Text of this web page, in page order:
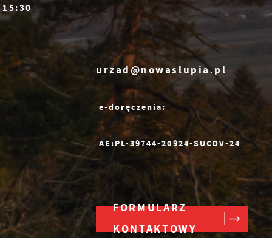
urzad@nowaslupia.pl
e-doręczenia:
AE:PL-39744-20924-SUCDV-24
FORMULARZ
KONTAKTOWY